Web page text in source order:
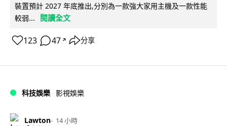
裝置預計 2027 年底推出,分別為一款強大家用主機及一款性能
較弱...
閱讀全文
123 47 ↗ 分享
科技娛樂 影視娛樂
Lawton 14 小時